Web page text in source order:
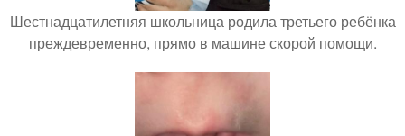
Шестнадцатилетняя школьница родила третьего ребёнка
преждевременно, прямо в машине скорой помощи.